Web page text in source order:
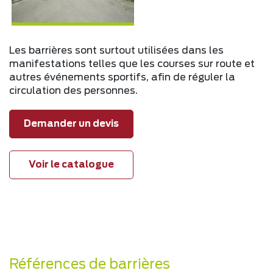
Les barrières sont surtout utilisées dans les
manifestations telles que les courses sur route et
autres événements sportifs, afin de réguler la
circulation des personnes.
Demander un devis
Voir le catalogue
Références de barrières